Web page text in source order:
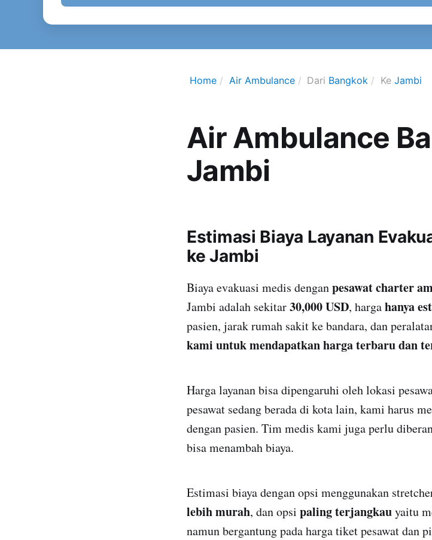
Home Air Ambulance Dari Bangkok Ke Jambi
Air Ambulance
Jambi
Estimasi Biaya Layanan
ke Jambi
Biaya evakuasi medis denganpesawat charter
Jambi adalah sekitar30,000 USD, hargahanya
pasien, jarak rumah sakit ke bandara, dan
kami untuk mendapatkan harga terbaru dan
Harga layanan bisa dipengaruhi oleh lokasi
pesawat sedang berada di kota lain, kami harus
dengan pasien. Tim medis kami juga perlu
bisa menambah biaya.
Estimasi biaya dengan opsi menggunakan
lebih murah, dan opsi paling terjangkauyaitu
namun bergantung pada harga tiket pesawat dan